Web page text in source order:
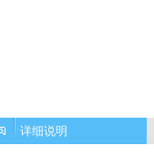
详细说明